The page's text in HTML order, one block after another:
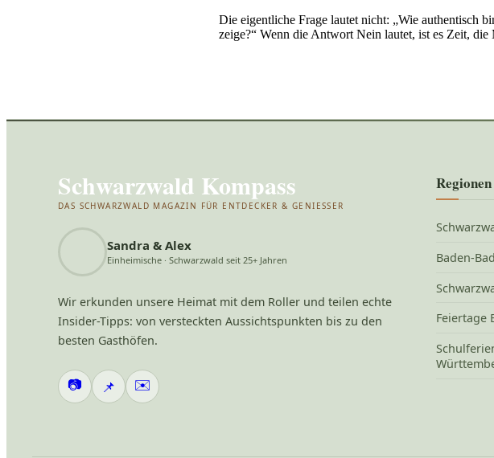
Die eigentliche Frage lautet nicht: „Wie authentisch
zeige?“ Wenn die Antwort Nein lautet, ist es Zeit,
Schwarzwald Kompass
DAS SCHWARZWALD MAGAZIN FÜR ENTDECKER & GENIESSER
Sandra & Alex
Einheimische · Schwarzwald seit 25+ Jahren
Wir erkunden unsere Heimat mit dem Roller und teilen echte
Insider-Tipps: von versteckten Aussichtspunkten bis zu den
besten Gasthöfen.
📷 📌 ✉️
Baden-
Feiertage